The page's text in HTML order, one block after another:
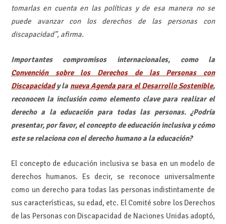
tomarlas en cuenta en las políticas y de esa manera no se
puede avanzar con los derechos de las personas con
discapacidad”, afirma.
Importantes compromisos internacionales, como la
Convención sobre los Derechos de las Personas con
Discapacidady la nueva Agenda para el Desarrollo Sostenible,
reconocen la inclusión como elemento clave para realizar el
derecho a la educación para todas las personas. ¿Podría
presentar, por favor, el concepto de educación inclusiva y cómo
este se relaciona con el derecho humano a la educación?
El concepto de educación inclusiva se basa en un modelo de
derechos humanos. Es decir, se reconoce universalmente
como un derecho para todas las personas indistintamente de
sus características, su edad, etc. El Comité sobre los Derechos
de las Personas con Discapacidad de Naciones Unidas adoptó,